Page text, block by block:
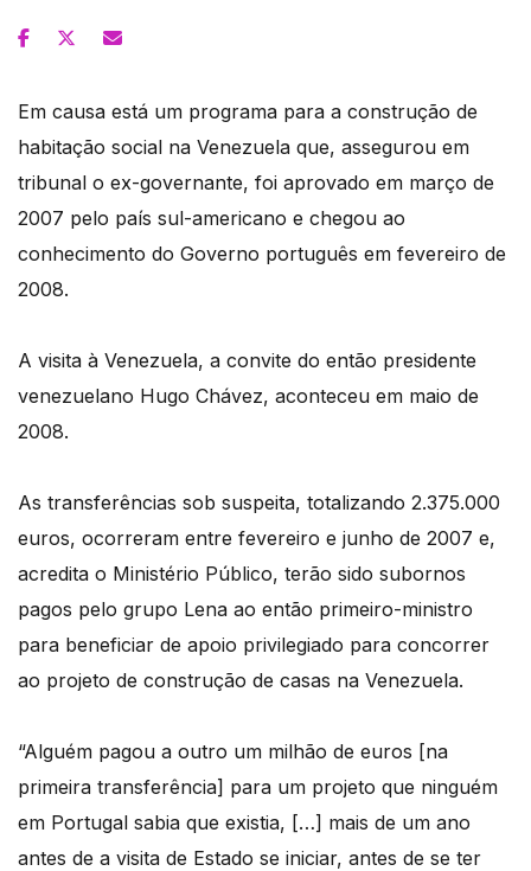
Em causa está um programa para a construção de
habitação social na Venezuela que, assegurou em
tribunal o ex-governante, foi aprovado em março de
2007 pelo país sul-americano e chegou ao
conhecimento do Governo português em fevereiro de
2008.
A visita à Venezuela, a convite do então presidente
venezuelano Hugo Chávez, aconteceu em maio de
2008.
As transferências sob suspeita, totalizando 2.375.000
euros, ocorreram entre fevereiro e junho de 2007 e,
acredita o Ministério Público, terão sido subornos
pagos pelo grupo Lena ao então primeiro-ministro
para beneficiar de apoio privilegiado para concorrer
ao projeto de construção de casas na Venezuela.
“Alguém pagou a outro um milhão de euros [na
primeira transferência] para um projeto que ninguém
em Portugal sabia que existia, […] mais de um ano
antes de a visita de Estado se iniciar, antes de se ter